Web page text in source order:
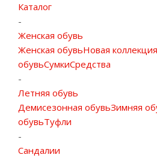
Каталог
-
Женская обувь
Женская обувьНовая коллекция
обувьСумкиСредства
-
Летняя обувь
Демисезонная обувьЗимняя
обувьТуфли
-
Сандалии